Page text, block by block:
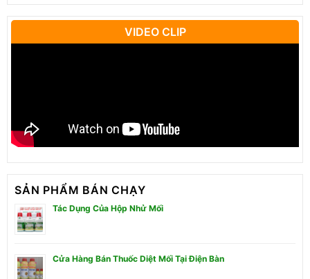
VIDEO CLIP
SẢN PHẨM BÁN CHẠY
Tác Dụng Của Hộp Nhử Mối
Cửa Hàng Bán Thuốc Diệt Mối Tại Điện Bàn